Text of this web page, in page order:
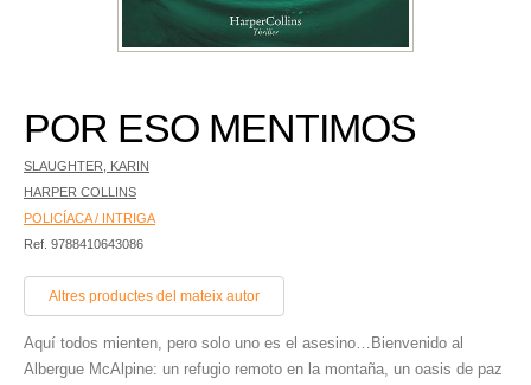
POR ESO MENTIMOS
SLAUGHTER, KARIN
HARPER COLLINS
POLICÍACA / INTRIGA
Ref. 9788410643086
Altres productes del mateix autor
Aquí todos mienten, pero solo uno es el asesino…Bienvenido al
Albergue McAlpine: un refugio remoto en la montaña, un oasis de paz